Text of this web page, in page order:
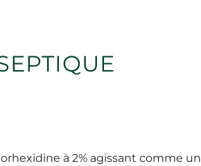
à 2% agissant comme un